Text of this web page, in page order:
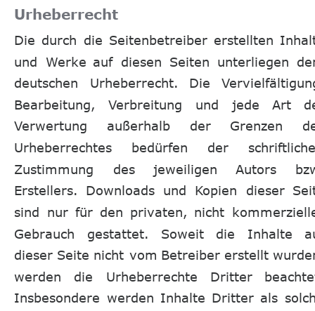
Urheberrecht
Die durch die Seitenbetreiber erstellten
und
Werke auf diesen Seiten unterliegen
deutschen
Urheberrecht. Die
Bearbeitung,
Verbreitung und jede Art
Verwertung
außerhalb der Grenzen
Urheberrechtes
bedürfen der
Zustimmung
des jeweiligen Autors
Erstellers.
Downloads und Kopien dieser
sind nur für den privaten, nicht
Gebrauch
gestattet. Soweit die Inhalte
dieser Seite nicht vom Betreiber erstellt
werden
die Urheberrechte Dritter
Insbesondere werden Inhalte Dritter als